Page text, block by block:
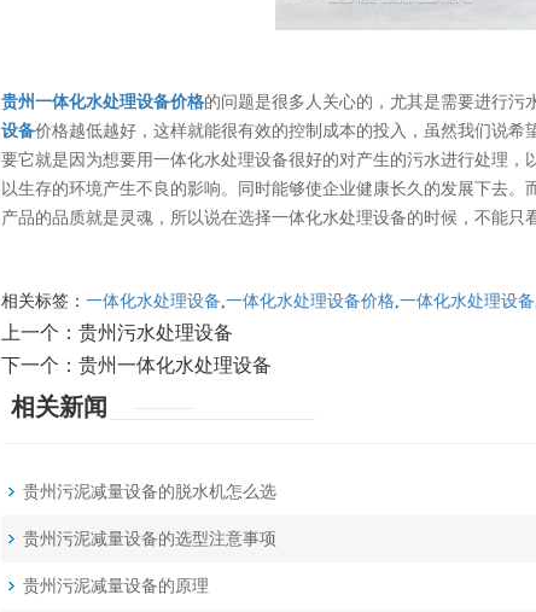
贵州一体化水处理设备价格的问题是很多人关心的，尤其是需要进行污
设备价格越低越好，这样就能很有效的控制成本的投入，虽然我们说
要它就是因为想要用一体化水处理设备很好的对产生的污水进行处理
以生存的环境产生不良的影响。同时能够使企业健康长久的发展下去
产品的品质就是灵魂，所以说在选择一体化水处理设备的时候，不能只
相关标签： 一体化水处理设备,一体化水处理设备价格,一体化水处理设
上一个： 贵州污水处理设备
下一个： 贵州一体化水处理设备
相关新闻
贵州污泥减量设备的脱水机怎么选
贵州污泥减量设备的选型注意事项
贵州污泥减量设备的原理